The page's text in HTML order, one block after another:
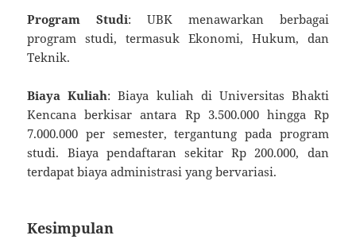
Program Studi: UBK menawarkan berbagai
program studi, termasuk Ekonomi, Hukum, dan
Teknik.
Biaya Kuliah: Biaya kuliah di Universitas Bhakti
Kencana berkisar antara Rp 3.500.000 hingga Rp
7.000.000 per semester, tergantung pada program
studi. Biaya pendaftaran sekitar Rp 200.000, dan
terdapat biaya administrasi yang bervariasi.
Kesimpulan